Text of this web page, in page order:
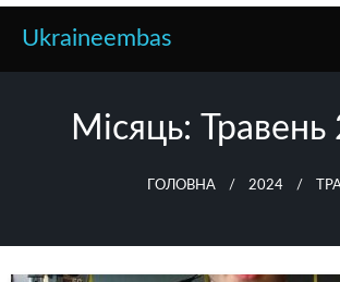
Перейти
Ukraineembas
Місяць: Травень
ГОЛОВНА 2024